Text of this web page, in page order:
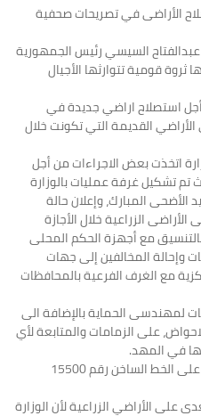
الأراضى في تصريحات صحفية
السيسي رئيس الجمهورية
ثروة قومية تتوارثها الأجيال
أجل استصلاح اراضي جديدة في
القديمة التي تكونت خلال
اتخذت بعض الاجراءات من أجل
تم تشكيل غرفة عمليات بالوزارة
المبارك، وإعلان حالة
الزراعية خلال الأجازة
مع أجهزة الحكم المحلى
وإحالة المخالفين إلى جهات
مع الغرف الفرعية بالمحافظات
لمهندسى الحماية بالإضافة الى
على الزمامات والمتابعة لأي
في المهد.
وتلقى تليفونات وشكاوى المواطنين على الخط الساخن رقم 15500
على الأراضي الزراعية لأن الوزارة